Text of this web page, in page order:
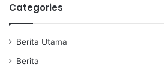
Categories
Berita Utama
Berita